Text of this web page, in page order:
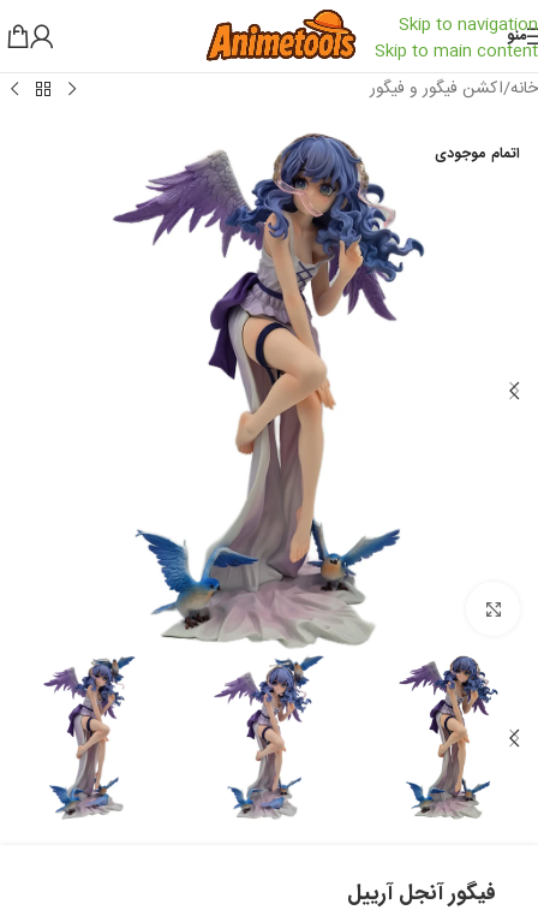
Skip to navigation
Skip to main content
منو
خانه/اکشن فیگور و فیگور
اتمام موجودی
فیگور آنجل آرییل